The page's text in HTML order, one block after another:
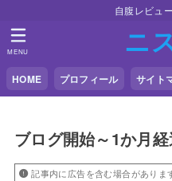
自腹レビュ
ニ
HOME プロフィール サイト
MENU
ブログ開始～1か月
記事内に広告を含む場合がありま